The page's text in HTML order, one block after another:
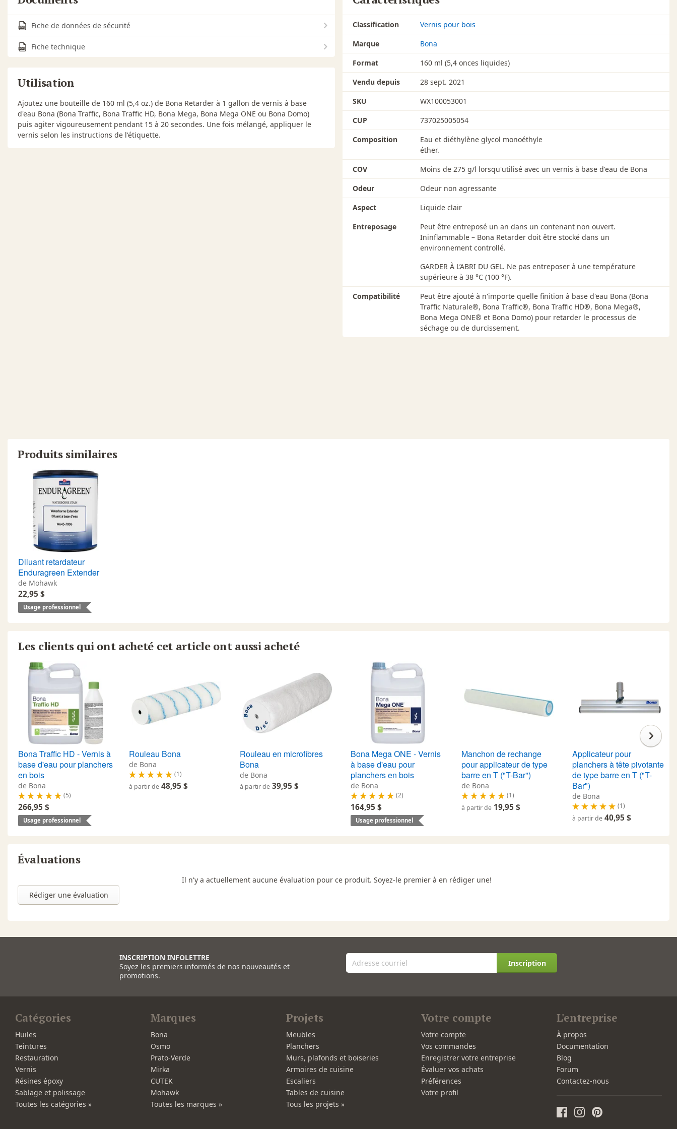
Fiche de données de sécurité
Fiche technique
Utilisation
Ajoutez une bouteille de 160 ml (5,4 oz.) de Bona Retarder à 1 gallon de vernis à base
d'eau Bona (Bona Traffic, Bona Traffic HD, Bona Mega, Bona Mega ONE ou Bona Domo)
puis agiter vigoureusement pendant 15 à 20 secondes. Une fois mélangé, appliquer le
vernis selon les instructions de l'étiquette.
Classification
Vernis pour bois
Marque
Bona
Format
160 ml (5,4 onces liquides)
Vendu depuis
28 sept. 2021
SKU
WX100053001
CUP
737025005054
Composition
Eau et diéthylène glycol monoéthyle
éther.
COV
Moins de 275 g/l lorsqu'utilisé avec un vernis à base d'eau de Bona
Odeur
Odeur non agressante
Aspect
Liquide clair
Entreposage
Peut être entreposé un an dans un contenant non ouvert.
Ininflammable – Bona Retarder doit être stocké dans un
environnement controllé.
GARDER À L’ABRI DU GEL. Ne pas entreposer à une température
supérieure à 38 °C (100 °F).
Compatibilité
Peut être ajouté à n'importe quelle finition à base d'eau Bona (Bona
Traffic Naturale®, Bona Traffic®, Bona Traffic HD®, Bona Mega®,
Bona Mega ONE® et Bona Domo) pour retarder le processus de
séchage ou de durcissement.
Produits similaires
Diluant retardateur
Enduragreen Extender
de Mohawk
22,95 $
Usage professionnel
Les clients qui ont acheté cet article ont aussi acheté
Bona Traffic HD - Vernis à
base d'eau pour planchers
en bois
de Bona
(5)
266,95 $
Usage professionnel
Rouleau Bona
de Bona
(1)
à partir de 48,95 $
Rouleau en microfibres
Bona
de Bona
à partir de 39,95 $
Bona Mega ONE - Vernis
à base d'eau pour
planchers en bois
de Bona
(2)
164,95 $
Usage professionnel
Manchon de rechange
pour applicateur de type
barre en T ("T-Bar")
de Bona
(1)
à partir de 19,95 $
Applicateur pour
planchers à tête pivotante
de type barre en T ("T-
Bar")
de Bona
(1)
à partir de 40,95 $
Évaluations
Rédiger une évaluation
Il n'y a actuellement aucune évaluation pour ce produit. Soyez-le premier à en rédiger une!
INSCRIPTION INFOLETTRE
Soyez les premiers informés de nos nouveautés et
promotions.
Inscription
Catégories
Huiles
Teintures
Restauration
Vernis
Résines époxy
Sablage et polissage
Toutes les catégories »
Marques
Bona
Osmo
Prato-Verde
Mirka
CUTEK
Mohawk
Toutes les marques »
Projets
Meubles
Planchers
Murs, plafonds et boiseries
Armoires de cuisine
Escaliers
Tables de cuisine
Tous les projets »
Votre compte
Votre compte
Vos commandes
Enregistrer votre entreprise
Évaluer vos achats
Préférences
Votre profil
L'entreprise
À propos
Documentation
Blog
Forum
Contactez-nous